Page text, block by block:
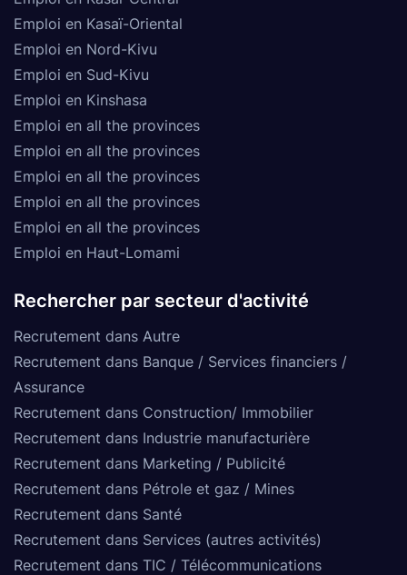
Emploi en Kasaï-Oriental
Emploi en Nord-Kivu
Emploi en Sud-Kivu
Emploi en Kinshasa
Emploi en all the provinces
Emploi en all the provinces
Emploi en all the provinces
Emploi en all the provinces
Emploi en all the provinces
Emploi en Haut-Lomami
Rechercher par secteur d'activité
Recrutement dans Autre
Recrutement dans Banque / Services financiers /
Assurance
Recrutement dans Construction/ Immobilier
Recrutement dans Industrie manufacturière
Recrutement dans Marketing / Publicité
Recrutement dans Pétrole et gaz / Mines
Recrutement dans Santé
Recrutement dans Services (autres activités)
Recrutement dans TIC / Télécommunications